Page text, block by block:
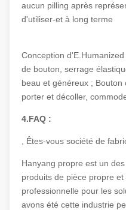
aucun pilling après
d'utiliser-et à long terme
Conception
de bouton, serrage
beau et généreux ;
porter et décoller,
4.FAQ :
, Êtes-vous société de
Hanyang propre est un
produits de pièce propre
professionnelle pour les
avons été cette industrie